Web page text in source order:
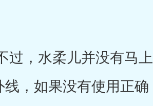
，水柔儿并没有马上
，如果没有使用正确